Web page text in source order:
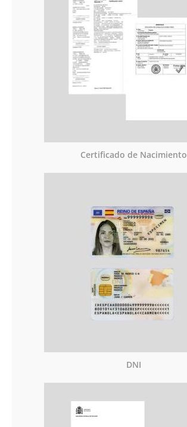
Certificado de Nacimiento
DNI